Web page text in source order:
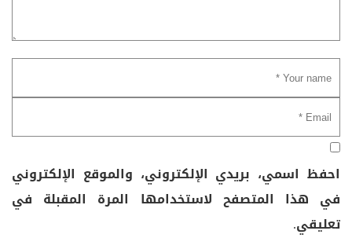
احفظ اسمي، بريدي الإلكتروني، والموقع الإلكتروني
في هذا المتصفح لاستخدامها المرة المقبلة في
تعليقي.